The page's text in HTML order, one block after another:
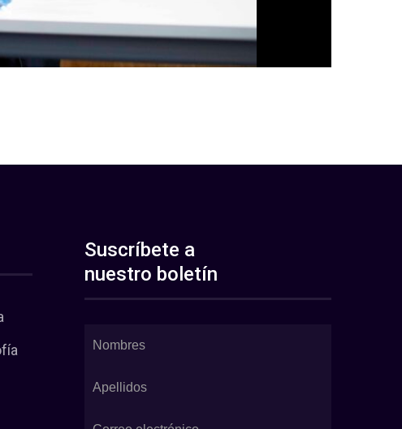
Suscríbete a
nuestro boletín